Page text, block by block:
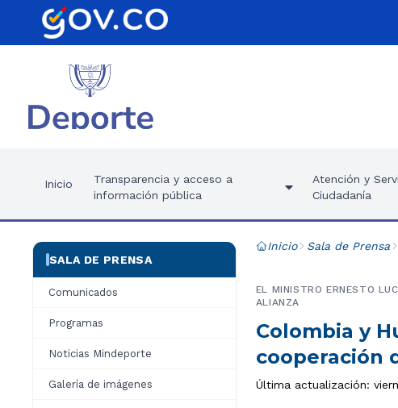
Inicio
Transparencia y acceso a
información pública
Atención y
Ciudadanía
SALA DE PRENSA
Comunicados
Programas
Noticias Mindeporte
Galería de imágenes
Inicio Sala de Prensa
Colombia y
cooperación
EL MINISTRO ERNESTO
ALIANZA
Última actualización: